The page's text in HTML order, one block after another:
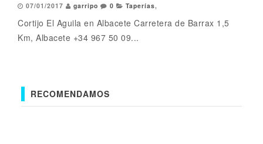
07/01/2017 garripo 0 Taperías,
Cortijo El Aguila en Albacete Carretera de Barrax 1,5
Km, Albacete +34 967 50 09...
RECOMENDAMOS